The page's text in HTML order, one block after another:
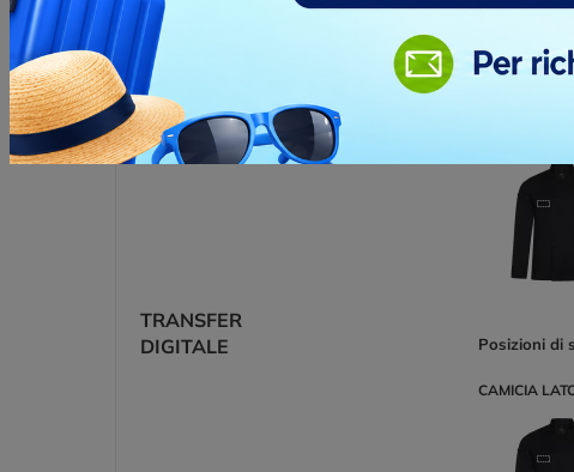
TRANSFER
DIGITALE
TRANSFER
DIGITALE
Posizioni di
CAMICIA